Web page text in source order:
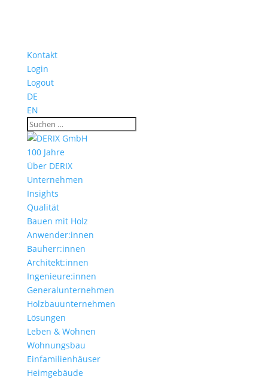
Kontakt
Login
Logout
DE
EN
100 Jahre
Über DERIX
Unternehmen
Insights
Qualität
Bauen mit Holz
Anwender:innen
Bauherr:innen
Architekt:innen
Ingenieure:innen
Generalunternehmen
Holzbauunternehmen
Lösungen
Leben & Wohnen
Wohnungs­bau
Einfamilien­häuser
Heimgebäude